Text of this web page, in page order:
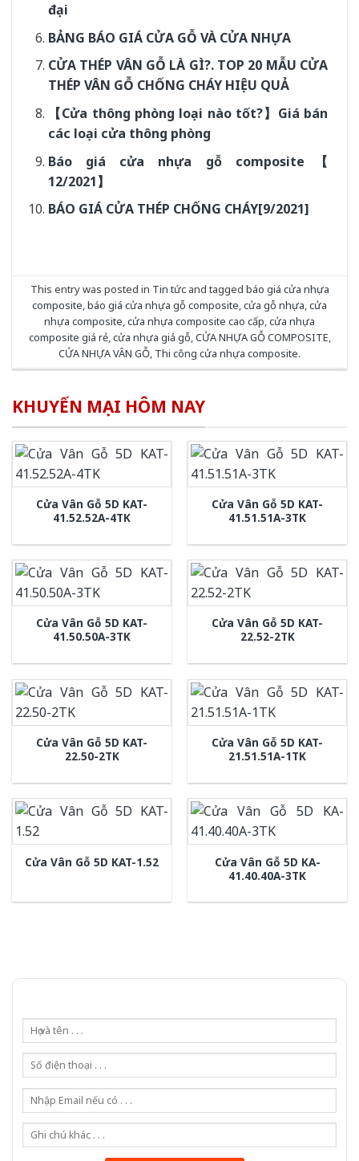
đại
BẢNG BÁO GIÁ CỬA GỖ VÀ CỬA NHỰA
CỬA THÉP VÂN GỖ LÀ GÌ?. TOP 20 MẪU CỬA
THÉP VÂN GỖ CHỐNG CHÁY HIỆU QUẢ
【Cửa thông phòng loại nào tốt?】Giá bán
các loại cửa thông phòng
Báo giá cửa nhựa gỗ composite【
12/2021】
BÁO GIÁ CỬA THÉP CHỐNG CHÁY[9/2021]
This entry was posted in Tin tứcand tagged báo giá cửa nhựa
composite,báo giá cửa nhựa gỗ composite,cửa gỗ nhựa,cửa
nhựa composite,cửa nhựa composite cao cấp,cửa nhựa
composite giá rẻ,cửa nhựa giả gỗ,CỬA NHỰA GỖ COMPOSITE,
CỬA NHỰA VÂN GỖ, Thi công cửa nhựa composite.
KHUYẾN MẠI HÔM NAY
Cửa Vân Gỗ 5D KAT-
41.52.52A-4TK
Cửa Vân Gỗ 5D KAT-
41.51.51A-3TK
Cửa Vân Gỗ 5D KAT-
41.50.50A-3TK
Cửa Vân Gỗ 5D KAT-
22.52-2TK
Cửa Vân Gỗ 5D KAT-
22.50-2TK
Cửa Vân Gỗ 5D KAT-
21.51.51A-1TK
Cửa Vân Gỗ 5D KAT-1.52
Cửa Vân Gỗ 5D KA-
41.40.40A-3TK